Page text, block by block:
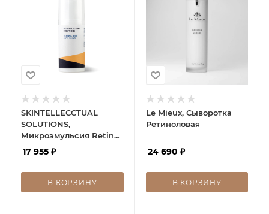
SKINTELLECCTUAL
SOLUTIONS,
Микроэмульсия Retinol
0.5%
17 955 ₽
В КОРЗИНУ
Le Mieux, Сыворотка
Ретиноловая
24 690 ₽
В КОРЗИНУ